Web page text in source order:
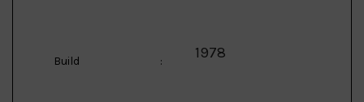
Build : 1978